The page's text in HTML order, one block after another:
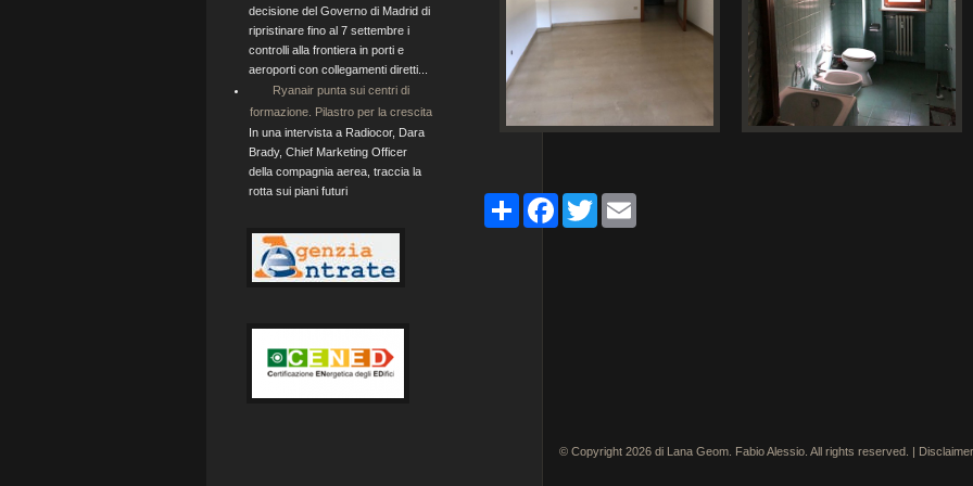
Share Facebook
TwitterEmail
decisione del Governo di Madrid di
ripristinare fino al 7 settembre i
controlli alla frontiera in porti e
aeroporti con collegamenti diretti...
Ryanair punta sui centri di
formazione. Pilastro per la crescita
In una intervista a Radiocor, Dara
Brady, Chief Marketing Officer
della compagnia aerea, traccia la
rotta sui piani futuri
© Copyright 2026 di Lana Geom. Fabio Alessio. All rights reserved. | Disclaimer